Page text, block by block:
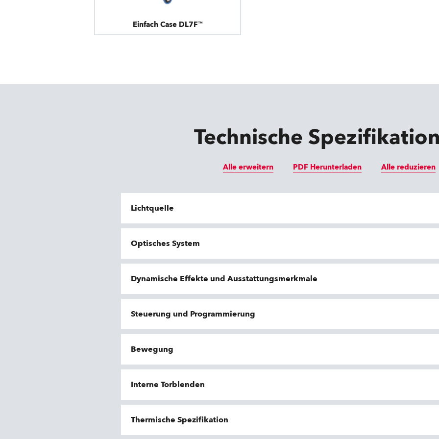
Einfach Case DL7F™
Technische
Alle erweitern PDF Herunterladen Alle reduzieren
Lichtquelle
Optisches System
Dynamische Effekte und Ausstattungsmerkmale
Steuerung und Programmierung
Bewegung
Interne Torblenden
Thermische Spezifikation